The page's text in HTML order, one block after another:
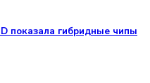
показала гибридные чипы